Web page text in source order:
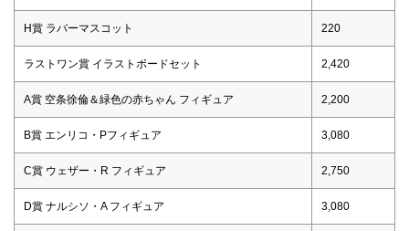
H賞 ラバーマスコット 220
ラストワン賞 イラストボードセット 2,420
A賞 空条徐倫＆緑色の赤ちゃん フィギュア 2,200
B賞 エンリコ・Pフィギュア 3,080
C賞 ウェザー・R フィギュア 2,750
D賞 ナルシソ・A フィギュア 3,080